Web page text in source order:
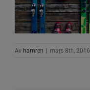
Av hamren mars 8th, 2016